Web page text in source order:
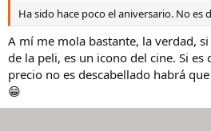
Ha sido hace poco el aniversario. No es
A mí me mola bastante, la verdad,
de la peli, es un icono del cine. Si
precio no es descabellado habrá
😁